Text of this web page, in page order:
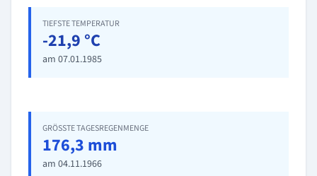
TIEFSTE TEMPERATUR
-21,9 °C
am 07.01.1985
GRÖSSTE TAGESREGENMENGE
176,3 mm
am 04.11.1966